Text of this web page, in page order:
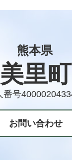
熊本県
美里町
番号
お問い合わせ